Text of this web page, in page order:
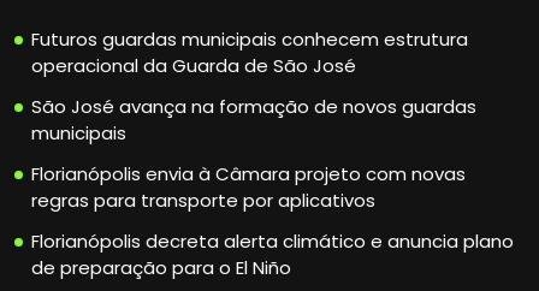
Futuros guardas municipais conhecem estrutura
operacional da Guarda de São José
São José avança na formação de novos guardas
municipais
Florianópolis envia à Câmara projeto com novas
regras para transporte por aplicativos
Florianópolis decreta alerta climático e anuncia plano
de preparação para o El Niño